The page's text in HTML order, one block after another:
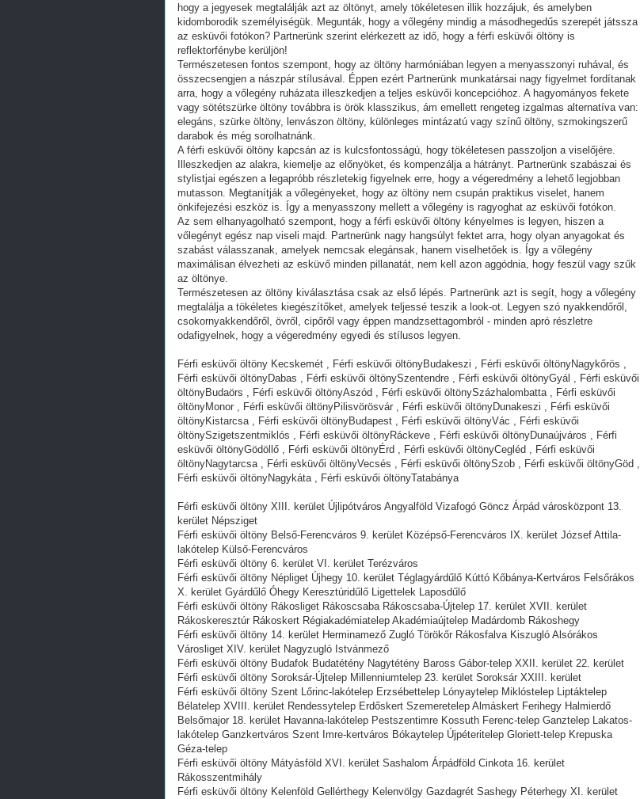
hogy a jegyesek megtalálják azt az öltönyt, amely tökéletesen illik hozzájuk, és amelyben
kidomborodik személyiségük. Megunták, hogy a vőlegény mindig a másodhegedűs szerepét játssza
az esküvői fotókon? Partnerünk szerint elérkezett az idő, hogy a férfi esküvői öltöny is
reflektorfénybe kerüljön!
Természetesen fontos szempont, hogy az öltöny harmóniában legyen a menyasszonyi ruhával, és
összecsengjen a nászpár stílusával. Éppen ezért Partnerünk munkatársai nagy figyelmet fordítanak
arra, hogy a vőlegény ruházata illeszkedjen a teljes esküvői koncepcióhoz. A hagyományos fekete
vagy sötétszürke öltöny továbbra is örök klasszikus, ám emellett rengeteg izgalmas alternatíva van:
elegáns, szürke öltöny, lenvászon öltöny, különleges mintázatú vagy színű öltöny, szmokingszerű
darabok és még sorolhatnánk.
A férfi esküvői öltöny kapcsán az is kulcsfontosságú, hogy tökéletesen passzoljon a viselőjére.
Illeszkedjen az alakra, kiemelje az előnyöket, és kompenzálja a hátrányt. Partnerünk szabászai és
stylistjai egészen a legapróbb részletekig figyelnek erre, hogy a végeredmény a lehető legjobban
mutasson. Megtanítják a vőlegényeket, hogy az öltöny nem csupán praktikus viselet, hanem
önkifejezési eszköz is. Így a menyasszony mellett a vőlegény is ragyoghat az esküvői fotókon.
Az sem elhanyagolható szempont, hogy a férfi esküvői öltöny kényelmes is legyen, hiszen a
vőlegényt egész nap viseli majd. Partnerünk nagy hangsúlyt fektet arra, hogy olyan anyagokat és
szabást válasszanak, amelyek nemcsak elegánsak, hanem viselhetőek is. Így a vőlegény
maximálisan élvezheti az esküvő minden pillanatát, nem kell azon aggódnia, hogy feszül vagy szűk
az öltönye.
Természetesen az öltöny kiválasztása csak az első lépés. Partnerünk azt is segít, hogy a vőlegény
megtalálja a tökéletes kiegészítőket, amelyek teljessé teszik a look-ot. Legyen szó nyakkendőről,
csokornyakkendőről, övről, cipőről vagy éppen mandzsettagombról - minden apró részletre
odafigyelnek, hogy a végeredmény egyedi és stílusos legyen.
Férfi esküvői öltöny Kecskemét , Férfi esküvői öltönyBudakeszi , Férfi esküvői öltönyNagykőrös ,
Férfi esküvői öltönyDabas , Férfi esküvői öltönySzentendre , Férfi esküvői öltönyGyál , Férfi esküvői
öltönyBudaörs , Férfi esküvői öltönyAszód , Férfi esküvői öltönySzázhalombatta , Férfi esküvői
öltönyMonor , Férfi esküvői öltönyPilisvörösvár , Férfi esküvői öltönyDunakeszi , Férfi esküvői
öltönyKistarcsa , Férfi esküvői öltönyBudapest , Férfi esküvői öltönyVác , Férfi esküvői
öltönySzigetszentmiklós , Férfi esküvői öltönyRáckeve , Férfi esküvői öltönyDunaújváros , Férfi
esküvői öltönyGödöllő , Férfi esküvői öltönyÉrd , Férfi esküvői öltönyCegléd , Férfi esküvői
öltönyNagytarcsa , Férfi esküvői öltönyVecsés , Férfi esküvői öltönySzob , Férfi esküvői öltönyGöd ,
Férfi esküvői öltönyNagykáta , Férfi esküvői öltönyTatabánya
Férfi esküvői öltöny XIII. kerület Újlipótváros Angyalföld Vizafogó Göncz Árpád városközpont 13.
kerület Népsziget
Férfi esküvői öltöny Belső-Ferencváros 9. kerület Középső-Ferencváros IX. kerület József Attila-
lakótelep Külső-Ferencváros
Férfi esküvői öltöny 6. kerület VI. kerület Terézváros
Férfi esküvői öltöny Népliget Újhegy 10. kerület Téglagyárdűlő Kúttó Kőbánya-Kertváros Felsőrákos
X. kerület Gyárdűlő Óhegy Keresztúridűlő Ligettelek Laposdűlő
Férfi esküvői öltöny Rákosliget Rákoscsaba Rákoscsaba-Újtelep 17. kerület XVII. kerület
Rákoskeresztúr Rákoskert Régiakadémiatelep Akadémiaújtelep Madárdomb Rákoshegy
Férfi esküvői öltöny 14. kerület Herminamező Zugló Törökőr Rákosfalva Kiszugló Alsórákos
Városliget XIV. kerület Nagyzugló Istvánmező
Férfi esküvői öltöny Budafok Budatétény Nagytétény Baross Gábor-telep XXII. kerület 22. kerület
Férfi esküvői öltöny Soroksár-Újtelep Millenniumtelep 23. kerület Soroksár XXIII. kerület
Férfi esküvői öltöny Szent Lőrinc-lakótelep Erzsébettelep Lónyaytelep Miklóstelep Liptáktelep
Bélatelep XVIII. kerület Rendessytelep Erdőskert Szemeretelep Almáskert Ferihegy Halmierdő
Belsőmajor 18. kerület Havanna-lakótelep Pestszentimre Kossuth Ferenc-telep Ganztelep Lakatos-
lakótelep Ganzkertváros Szent Imre-kertváros Bókaytelep Újpéteritelep Gloriett-telep Krepuska
Géza-telep
Férfi esküvői öltöny Mátyásföld XVI. kerület Sashalom Árpádföld Cinkota 16. kerület
Rákosszentmihály
Férfi esküvői öltöny Kelenföld Gellérthegy Kelenvölgy Gazdagrét Sashegy Péterhegy XI. kerület